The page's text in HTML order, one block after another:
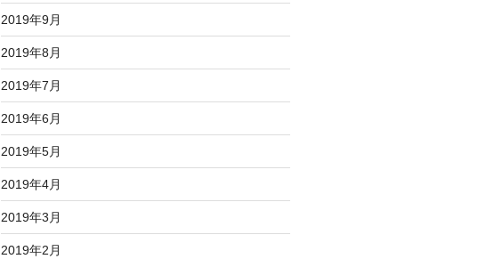
2019年9月
2019年8月
2019年7月
2019年6月
2019年5月
2019年4月
2019年3月
2019年2月